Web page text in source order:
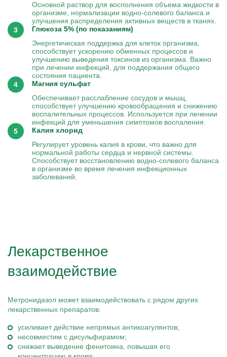
Основной раствор для восполнения объема жидкости в
организме, нормализации водно-солевого баланса и
улучшения распределения активных веществ в тканях.
Глюкоза 5% (по показаниям)
Энергетическая поддержка для клеток организма,
способствует ускорению обменных процессов и
улучшению выведения токсинов из организма. Важно
при лечении инфекций, для поддержания общего
состояния пациента.
Магния сульфат
Обеспечивает расслабление сосудов и мышц,
способствует улучшению кровообращения и снижению
воспалительных процессов. Используется при лечении
инфекций для уменьшения симптомов воспаления.
Калия хлорид
Регулирует уровень калия в крови, что важно для
нормальной работы сердца и нервной системы.
Способствует восстановлению водно-солевого баланса
в организме во время лечения инфекционных
заболеваний.
Лекарственное
взаимодействие
Метронидазол может взаимодействовать с рядом других
лекарственных препаратов:
усиливает действие непрямых антикоагулянтов;
несовместим с дисульфирамом;
снижает выведение фенитоина, повышая его